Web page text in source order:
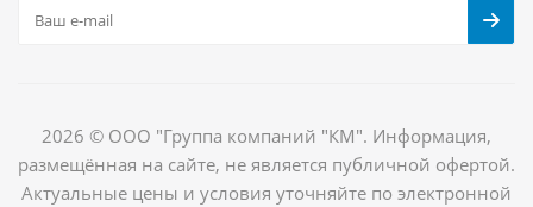
2026 © ООО "Группа компаний "КМ". Информация,
размещённая на сайте, не является публичной офертой.
Актуальные цены и условия уточняйте по электронной